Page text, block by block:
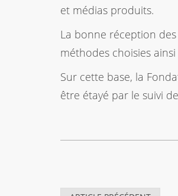
et médias produits.
La bonne réception
méthodes choisies
Sur cette base, la
être étayé par le suivi